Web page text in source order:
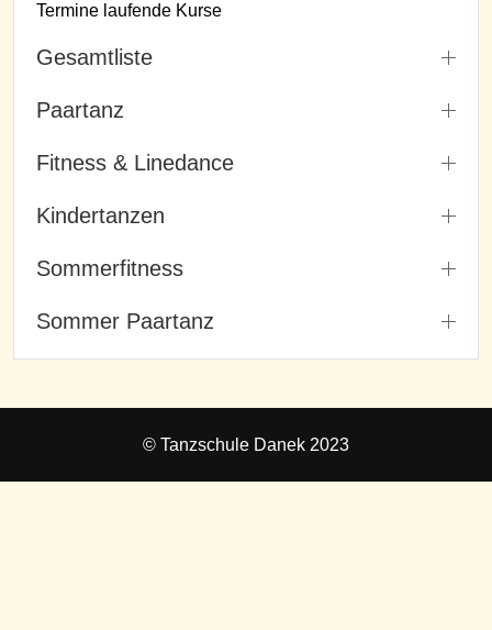
Termine laufende Kurse
Gesamtliste
Paartanz
Fitness & Linedance
Kindertanzen
Sommerfitness
Sommer Paartanz
© Tanzschule Danek 2023